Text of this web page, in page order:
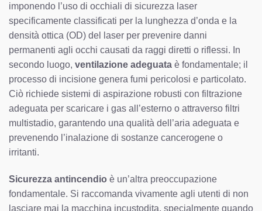
imponendo l’uso di occhiali di sicurezza laser
specificamente classificati per la lunghezza d’onda e la
densità ottica (OD) del laser per prevenire danni
permanenti agli occhi causati da raggi diretti o riflessi. In
secondo luogo, ventilazione adeguata è fondamentale; il
processo di incisione genera fumi pericolosi e particolato.
Ciò richiede sistemi di aspirazione robusti con filtrazione
adeguata per scaricare i gas all’esterno o attraverso filtri
multistadio, garantendo una qualità dell’aria adeguata e
prevenendo l’inalazione di sostanze cancerogene o
irritanti.
Sicurezza antincendio è un’altra preoccupazione
fondamentale. Si raccomanda vivamente agli utenti di non
lasciare mai la macchina incustodita, specialmente quando